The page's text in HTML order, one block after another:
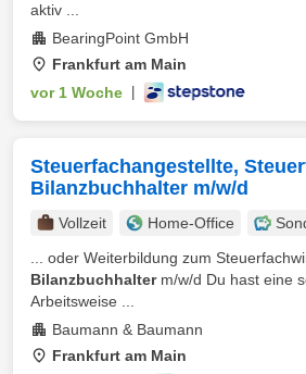
aktiv ...
BearingPoint GmbH
Frankfurt am Main
vor 1 Woche
Steuerfachangestellte,
Bilanzbuchhalter m/w/d
Vollzeit Home-Office
... oder Weiterbildung zum
Bilanzbuchhalterm/w/d Du hast eine
Arbeitsweise ...
Baumann & Baumann
Frankfurt am Main